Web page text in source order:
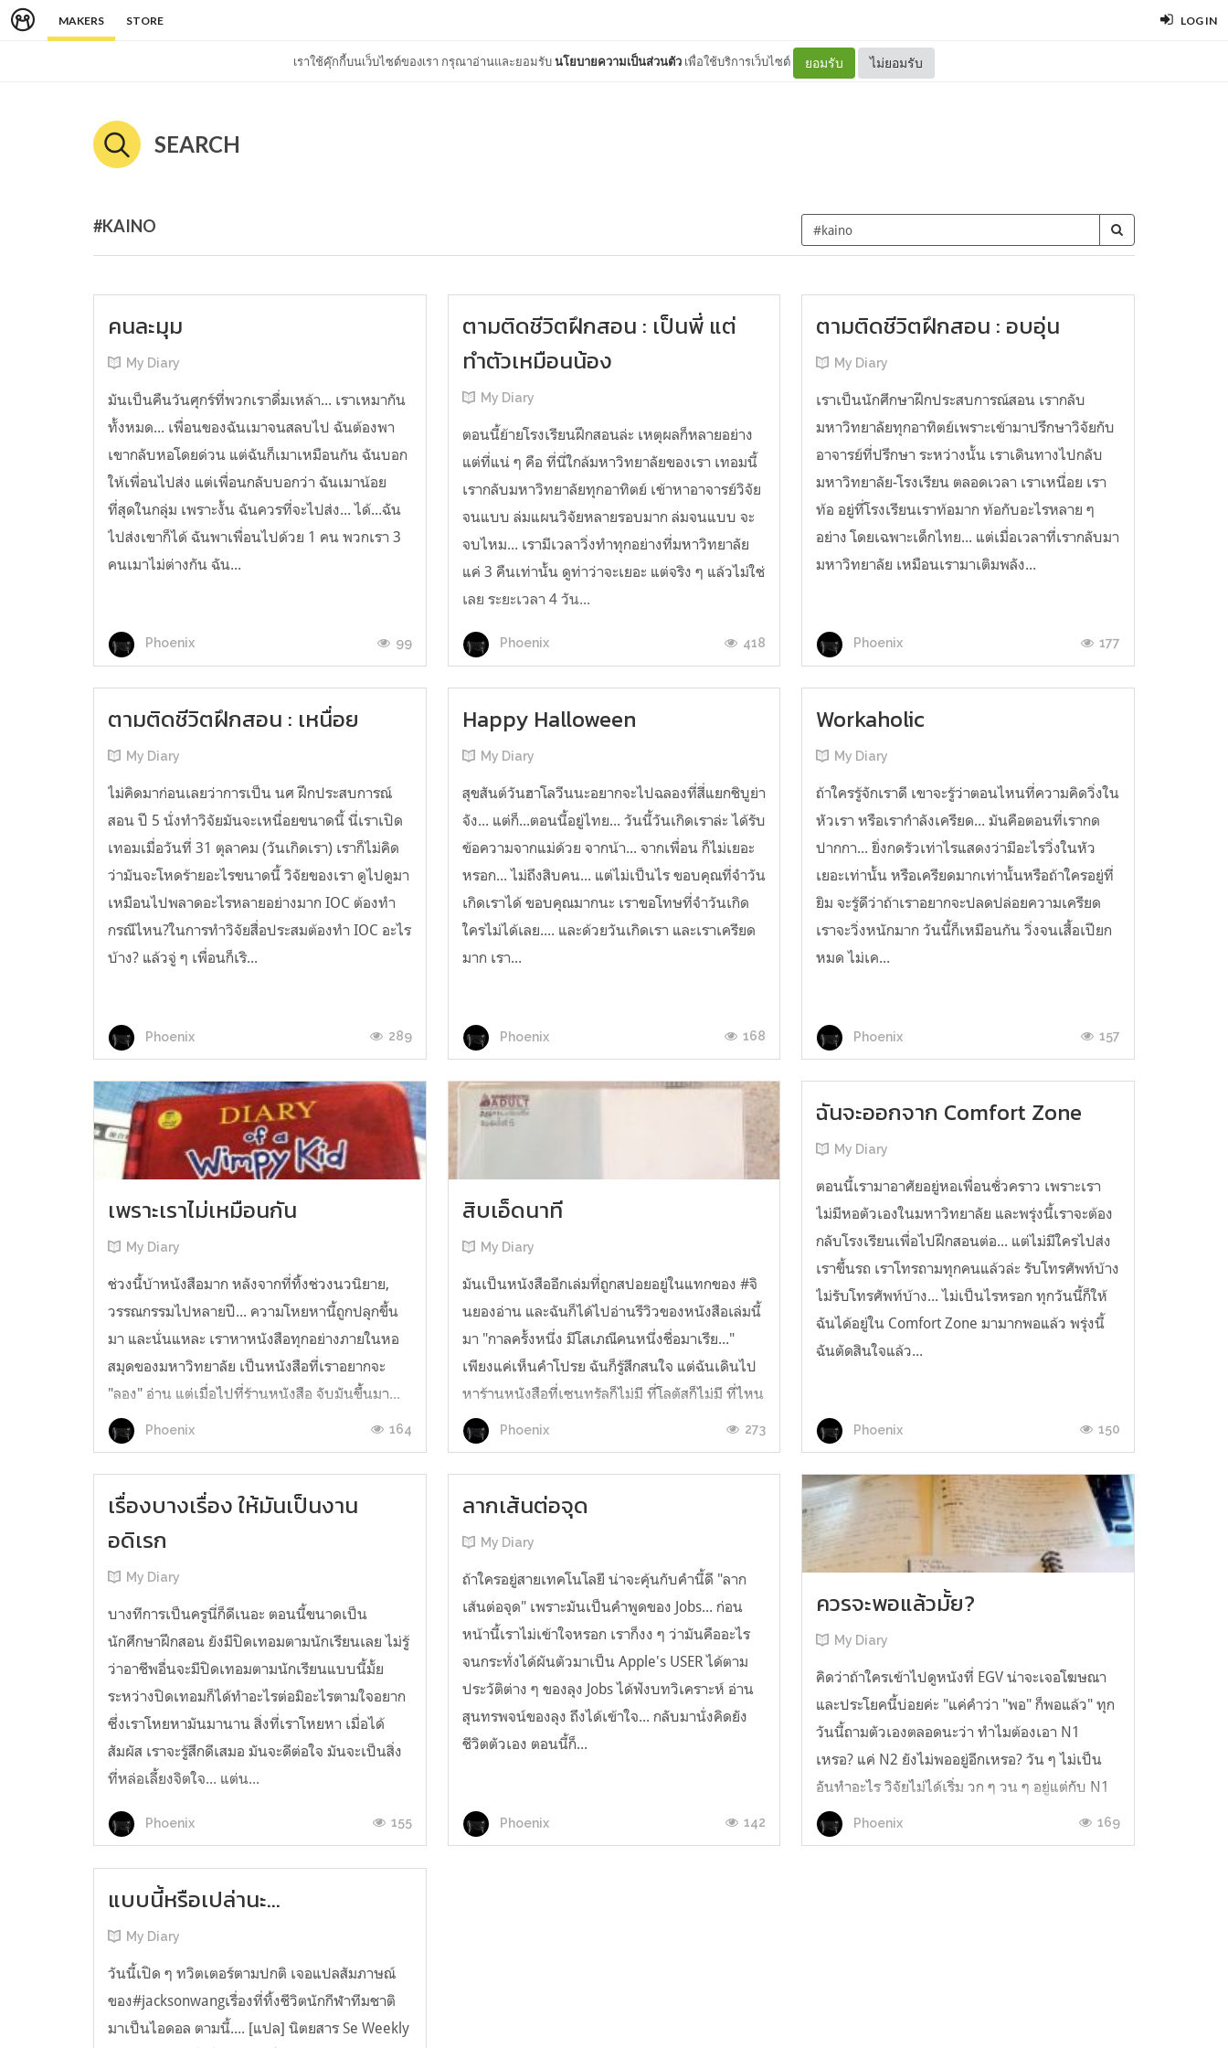
MAKERS STORE LOG IN
เราใช้คุ๊กกี้บนเว็บไซต์ของเรา กรุณาอ่านและยอมรับนโยบายความเป็นส่วนตัว เพื่อใช้บริการเว็บไซต์ ยอมรับ ไม่ยอมรับ
SEARCH
#KAINO
คนละมุม
My Diary
มันเป็นคืนวันศุกร์ที่พวกเราดื่มเหล้า... เราเหมากัน
ทั้งหมด... เพื่อนของฉันเมาจนสลบไป ฉันต้องพา
เขากลับหอโดยด่วน แต่ฉันก็เมาเหมือนกัน ฉันบอก
ให้เพื่อนไปส่ง แต่เพื่อนกลับบอกว่า ฉันเมาน้อย
ที่สุดในกลุ่ม เพราะงั้น ฉันควรที่จะไปส่ง... ได้...ฉัน
ไปส่งเขาก็ได้ ฉันพาเพื่อนไปด้วย 1 คน พวกเรา 3
คนเมาไม่ต่างกัน ฉัน...
Phoenix 99
ตามติดชีวิตฝึกสอน : เป็นพี่ แต่
ทำตัวเหมือนน้อง
My Diary
ตอนนี้ย้ายโรงเรียนฝึกสอนล่ะ เหตุผลก็หลายอย่าง
แต่ที่แน่ ๆ คือ ที่นี่ใกล้มหาวิทยาลัยของเรา เทอมนี้
เรากลับมหาวิทยาลัยทุกอาทิตย์ เข้าหาอาจารย์วิจัย
จนแบบ ล่มแผนวิจัยหลายรอบมาก ล่มจนแบบ จะ
จบไหม... เรามีเวลาวิ่งทำทุกอย่างที่มหาวิทยาลัย
แค่ 3 คืนเท่านั้น ดูท่าว่าจะเยอะ แต่จริง ๆ แล้วไม่ใช่
เลย ระยะเวลา 4 วัน...
Phoenix 418
ตามติดชีวิตฝึกสอน : อบอุ่น
My Diary
เราเป็นนักศึกษาฝึกประสบการณ์สอน เรากลับ
มหาวิทยาลัยทุกอาทิตย์เพราะเข้ามาปรึกษาวิจัยกับ
อาจารย์ที่ปรึกษา ระหว่างนั้น เราเดินทางไปกลับ
มหาวิทยาลัย-โรงเรียน ตลอดเวลา เราเหนื่อย เรา
ท้อ อยู่ที่โรงเรียนเราท้อมาก ท้อกับอะไรหลาย ๆ
อย่าง โดยเฉพาะเด็กไทย... แต่เมื่อเวลาที่เรากลับมา
มหาวิทยาลัย เหมือนเรามาเติมพลัง...
Phoenix 177
ตามติดชีวิตฝึกสอน : เหนื่อย
My Diary
ไม่คิดมาก่อนเลยว่าการเป็น นศ ฝึกประสบการณ์
สอน ปี 5 นั่งทำวิจัยมันจะเหนื่อยขนาดนี้ นี่เราเปิด
เทอมเมื่อวันที่ 31 ตุลาคม (วันเกิดเรา) เราก็ไม่คิด
ว่ามันจะโหดร้ายอะไรขนาดนี้ วิจัยของเรา ดูไปดูมา
เหมือนไปพลาดอะไรหลายอย่างมาก IOC ต้องทำ
กรณีไหน?ในการทำวิจัยสื่อประสมต้องทำ IOC อะไร
บ้าง? แล้วจู่ ๆ เพื่อนก็เริ...
Phoenix 289
Happy Halloween
My Diary
สุขสันต์วันฮาโลวีนนะอยากจะไปฉลองที่สี่แยกชิบูย่า
จัง... แต่ก็...ตอนนี้อยู่ไทย... วันนี้วันเกิดเราล่ะ ได้รับ
ข้อความจากแม่ด้วย จากน้า... จากเพื่อน ก็ไม่เยอะ
หรอก... ไม่ถึงสิบคน... แต่ไม่เป็นไร ขอบคุณที่จำวัน
เกิดเราได้ ขอบคุณมากนะ เราขอโทษที่จำวันเกิด
ใครไม่ได้เลย.... และด้วยวันเกิดเรา และเราเครียด
มาก เรา...
Phoenix 168
Workaholic
My Diary
ถ้าใครรู้จักเราดี เขาจะรู้ว่าตอนไหนที่ความคิดวิ่งใน
หัวเรา หรือเรากำลังเครียด... มันคือตอนที่เรากด
ปากกา... ยิ่งกดรัวเท่าไรแสดงว่ามีอะไรวิ่งในหัว
เยอะเท่านั้น หรือเครียดมากเท่านั้นหรือถ้าใครอยู่ที่
ยิม จะรู้ดีว่าถ้าเราอยากจะปลดปล่อยความเครียด
เราจะวิ่งหนักมาก วันนี้ก็เหมือนกัน วิ่งจนเสื้อเปียก
หมด ไม่เค...
Phoenix 157
เพราะเราไม่เหมือนกัน
My Diary
ช่วงนี้บ้าหนังสือมาก หลังจากที่ทิ้งช่วงนวนิยาย,
วรรณกรรมไปหลายปี... ความโหยหานี้ถูกปลุกขึ้น
มา และนั่นแหละ เราหาหนังสือทุกอย่างภายในหอ
สมุดของมหาวิทยาลัย เป็นหนังสือที่เราอยากจะ
"ลอง" อ่าน แต่เมื่อไปที่ร้านหนังสือ จับมันขึ้นมา...
อ่า... แพง... วาง... จนตอนนี้ หอสมุดได้สั่งซื้อ
หนังสือเล่มที่เราอยากจะ "...
Phoenix 164
สิบเอ็ดนาที
My Diary
มันเป็นหนังสืออีกเล่มที่ถูกสปอยอยู่ในแทกของ #จิ
นยองอ่าน และฉันก็ได้ไปอ่านรีวิวของหนังสือเล่มนี้
มา "กาลครั้งหนึ่ง มีโสเภณีคนหนึ่งชื่อมาเรีย..."
เพียงแค่เห็นคำโปรย ฉันก็รู้สึกสนใจ แต่ฉันเดินไป
หาร้านหนังสือที่เซนทรัลก็ไม่มี ที่โลตัสก็ไม่มี ที่ไหน
รอบรั้วมหาวิทยาลัยก็ไม่มี ฉันเปิดดูเว็บไซต์เพื่อที่
จะสั...
Phoenix 273
ฉันจะออกจาก Comfort Zone
My Diary
ตอนนี้เรามาอาศัยอยู่หอเพื่อนชั่วคราว เพราะเรา
ไม่มีหอตัวเองในมหาวิทยาลัย และพรุ่งนี้เราจะต้อง
กลับโรงเรียนเพื่อไปฝึกสอนต่อ... แต่ไม่มีใครไปส่ง
เราขึ้นรถ เราโทรถามทุกคนแล้วล่ะ รับโทรศัพท์บ้าง
ไม่รับโทรศัพท์บ้าง... ไม่เป็นไรหรอก ทุกวันนี้ก็ให้
ฉันได้อยู่ใน Comfort Zone มามากพอแล้ว พรุ่งนี้
ฉันตัดสินใจแล้ว...
Phoenix 150
เรื่องบางเรื่อง ให้มันเป็นงาน
อดิเรก
My Diary
บางทีการเป็นครูนี่ก็ดีเนอะ ตอนนี้ขนาดเป็น
นักศึกษาฝึกสอน ยังมีปิดเทอมตามนักเรียนเลย ไม่รู้
ว่าอาชีพอื่นจะมีปิดเทอมตามนักเรียนแบบนี้มั้ย
ระหว่างปิดเทอมก็ได้ทำอะไรต่อมิอะไรตามใจอยาก
ซึ่งเราโหยหามันมานาน สิ่งที่เราโหยหา เมื่อได้
สัมผัส เราจะรู้สึกดีเสมอ มันจะดีต่อใจ มันจะเป็นสิ่ง
ที่หล่อเลี้ยงจิตใจ... แต่น...
Phoenix 155
ลากเส้นต่อจุด
My Diary
ถ้าใครอยู่สายเทคโนโลยี น่าจะคุ้นกับคำนี้ดี "ลาก
เส้นต่อจุด" เพราะมันเป็นคำพูดของ Jobs... ก่อน
หน้านี้เราไม่เข้าใจหรอก เราก็งง ๆ ว่ามันคืออะไร
จนกระทั่งได้ผันตัวมาเป็น Apple's USER ได้ตาม
ประวัติต่าง ๆ ของลุง Jobs ได้ฟังบทวิเคราะห์ อ่าน
สุนทรพจน์ของลุง ถึงได้เข้าใจ... กลับมานั่งคิดยัง
ชีวิตตัวเอง ตอนนี้ก็...
Phoenix 142
ควรจะพอแล้วมั้ย?
My Diary
คิดว่าถ้าใครเข้าไปดูหนังที่ EGV น่าจะเจอโฆษณา
และประโยคนี้บ่อยค่ะ "แค่คำว่า "พอ" ก็พอแล้ว" ทุก
วันนี้ถามตัวเองตลอดนะว่า ทำไมต้องเอา N1
เหรอ? แค่ N2 ยังไม่พออยู่อีกเหรอ? วัน ๆ ไม่เป็น
อันทำอะไร วิจัยไม่ได้เริ่ม วก ๆ วน ๆ อยู่แต่กับ N1
แถมเป็นคนที่หัวช้ามาก เป็นพวกที่อ่านแล้วไม่จำ
ต้องเขียน ต้องมานั่งลำบ...
Phoenix 169
แบบนี้หรือเปล่านะ...
My Diary
วันนี้เปิด ๆ ทวิตเตอร์ตามปกติ เจอแปลสัมภาษณ์
ของ#jacksonwangเรื่องที่ทิ้งชีวิตนักกีฬาทีมชาติ
มาเป็นไอดอล ตามนี้.... [แปล] นิตยสาร Se Weekly